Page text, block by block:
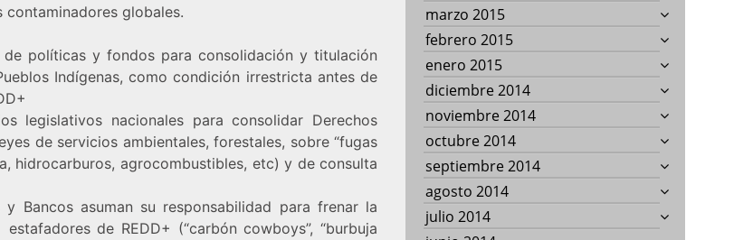
contaminadores globales.
y fondos para consolidación y titulación
Indígenas, como condición irrestricta antes de
nacionales para consolidar Derechos
de servicios ambientales, forestales, sobre “fugas
hidrocarburos, agrocombustibles, etc) y de consulta
asuman su responsabilidad para frenar la
de REDD+ (“carbón cowboys”, “burbuja
marzo 2015
febrero 2015
enero 2015
diciembre 2014
noviembre 2014
octubre 2014
septiembre 2014
agosto 2014
julio 2014